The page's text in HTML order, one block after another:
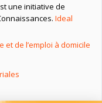
une initiative de
Ideal
de l’emploi à domicile